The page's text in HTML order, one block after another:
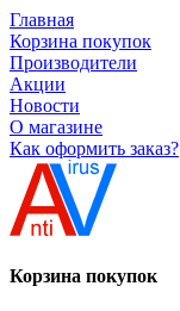
Главная
Корзина покупок
Производители
Акции
Новости
О магазине
Как оформить заказ?
Корзина покупок